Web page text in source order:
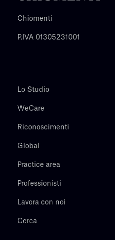
Chiomenti
P.IVA 01305231001
Lo Studio
WeCare
Riconoscimenti
Global
Practice area
Professionisti
Lavora con noi
Cerca